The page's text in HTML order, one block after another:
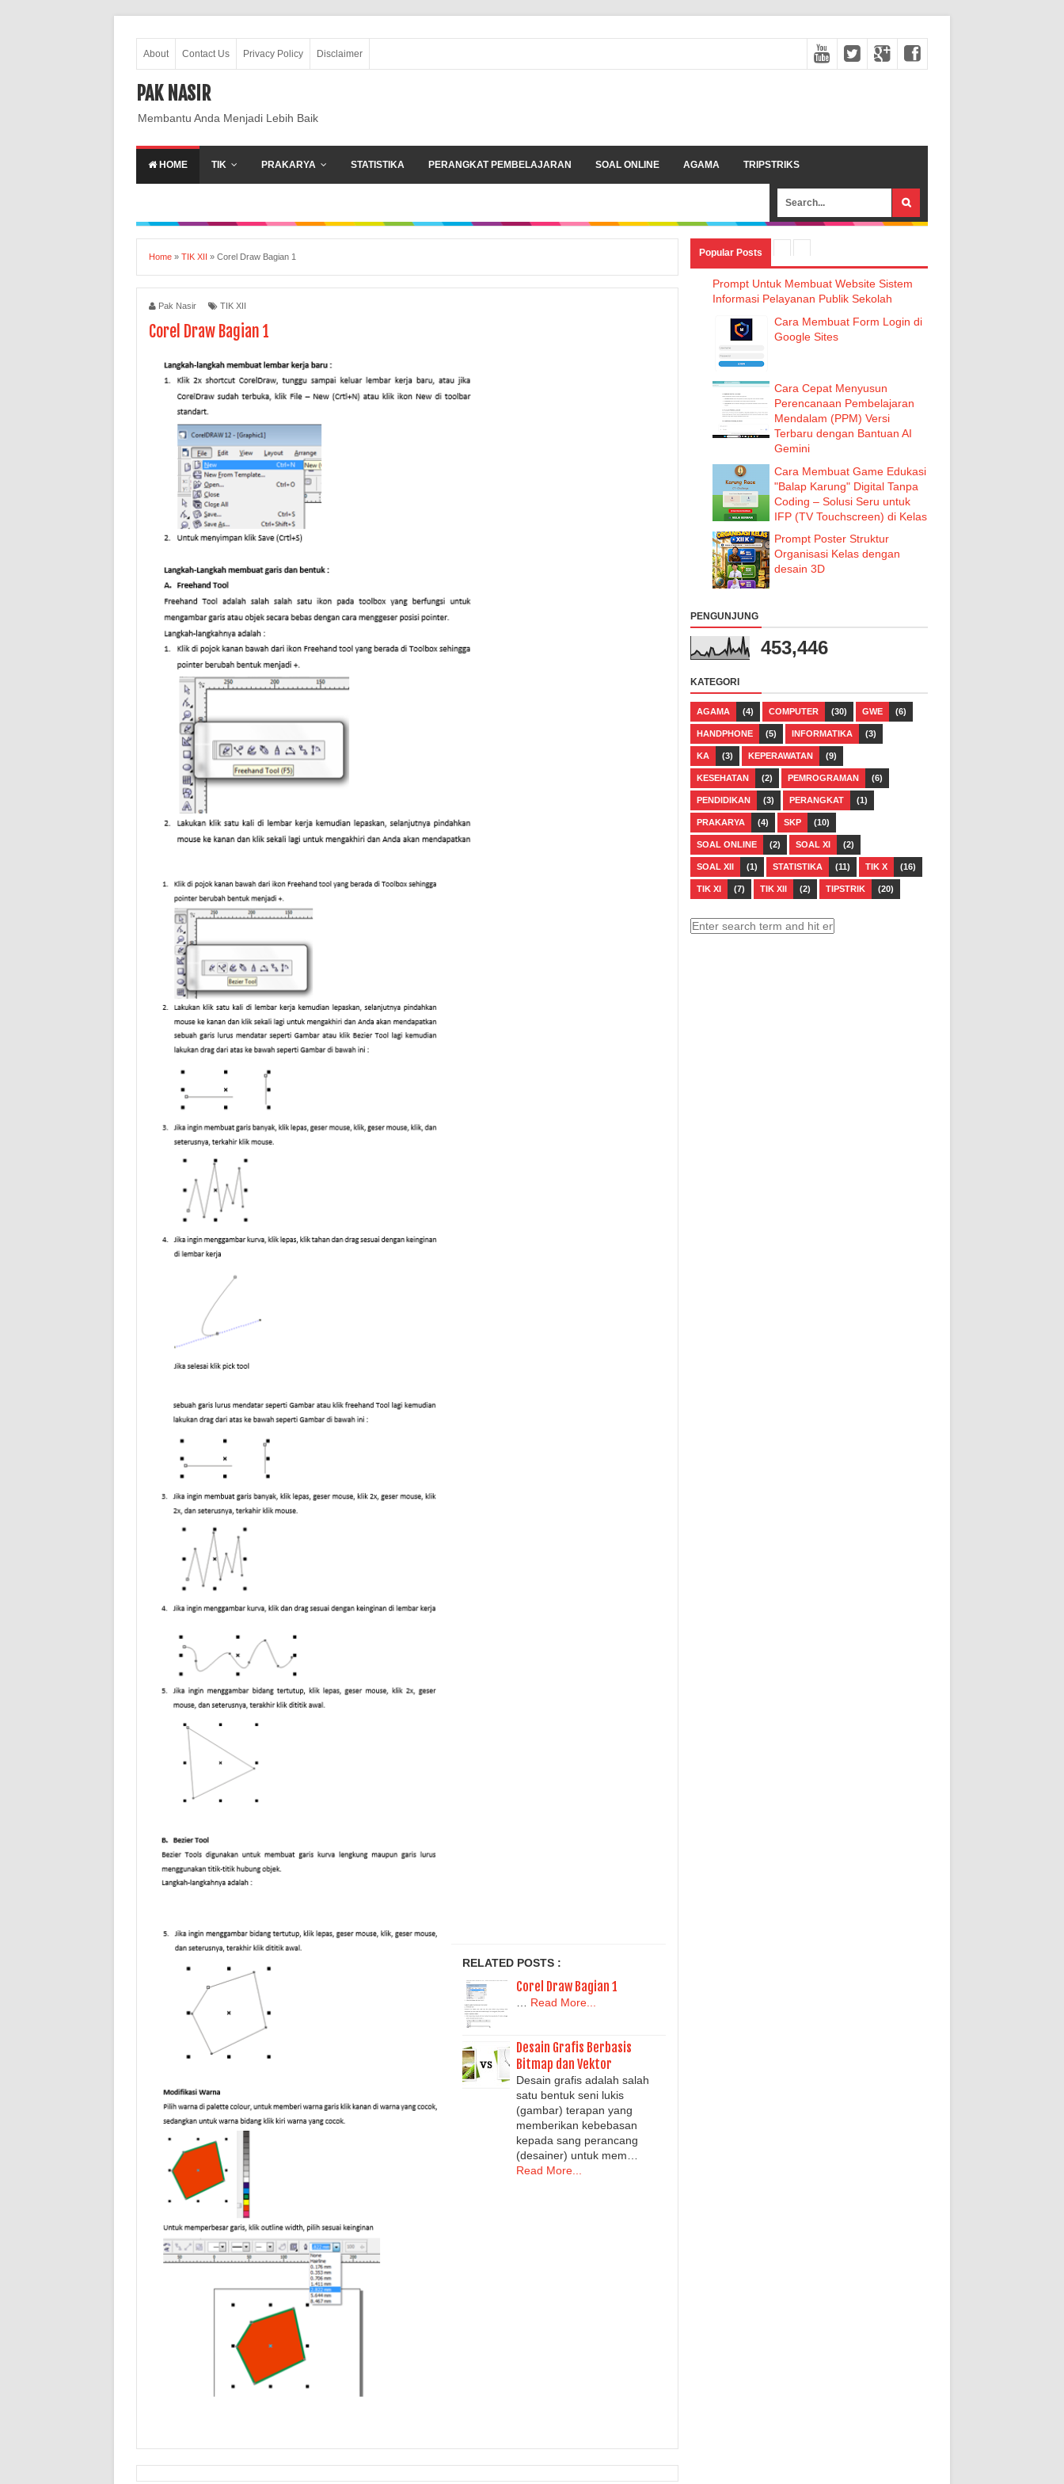
About Contact Us Privacy Policy Disclaimer
PAK NASIR
Membantu Anda Menjadi Lebih Baik
HOME TIK PRAKARYA STATISTIKA PERANGKAT PEMBELAJARAN SOAL ONLINE AGAMA TRIPSTRIKS
Home » TIK XII » Corel Draw Bagian 1
Pak Nasir TIK XII
Corel Draw Bagian 1
RELATED POSTS :
Corel Draw Bagian 1
… Read More...
Desain Grafis Berbasis
Bitmap dan Vektor
Desain grafis adalah salah
satu bentuk seni lukis
(gambar) terapan yang
memberikan kebebasan
kepada sang perancang
(desainer) untuk mem…
Read More...
Popular Posts
Prompt Untuk Membuat Website Sistem
Informasi Pelayanan Publik Sekolah
Cara Membuat Form Login di
Google Sites
Cara Cepat Menyusun
Perencanaan Pembelajaran
Mendalam (PPM) Versi
Terbaru dengan Bantuan AI
Gemini
Cara Membuat Game Edukasi
"Balap Karung" Digital Tanpa
Coding – Solusi Seru untuk
IFP (TV Touchscreen) di Kelas
Prompt Poster Struktur
Organisasi Kelas dengan
desain 3D
PENGUNJUNG
453,446
KATEGORI
AGAMA (4) COMPUTER (30) GWE (6)
HANDPHONE (5) INFORMATIKA (3)
KA (3) KEPERAWATAN (9)
KESEHATAN (2) PEMROGRAMAN (6)
PENDIDIKAN (3) PERANGKAT (1)
PRAKARYA (4) SKP (10)
SOAL ONLINE (2) SOAL XI (2)
SOAL XII (1) STATISTIKA (11) TIK X (16)
TIK XI (7) TIK XII (2) TIPSTRIK (20)